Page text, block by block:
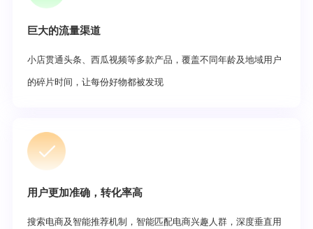
巨大的流量渠道
小店贯通头条、西瓜视频等多款产品，覆盖不同年龄及地域用户
的碎片时间，让每份好物都被发现
用户更加准确，转化率高
搜索电商及智能推荐机制，智能匹配电商兴趣人群，深度垂直用